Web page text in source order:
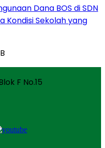
Dana BOS di SDN
Kondisi Sekolah yang
F No.15